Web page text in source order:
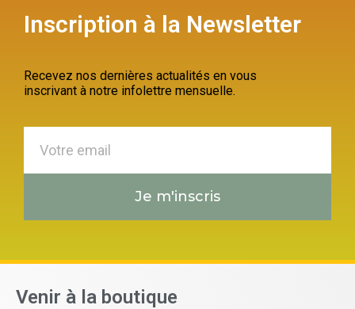
Inscription à la Newsletter
Recevez nos dernières actualités en vous
inscrivant à notre infolettre mensuelle.
Je m'inscris
Venir à la boutique